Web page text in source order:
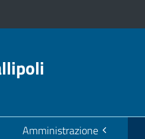
Amministrazione